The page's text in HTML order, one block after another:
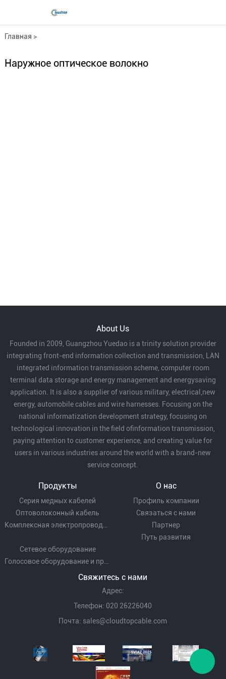
Главная >
Оптоволоконный кабель
Наружное оптическое волокно
About Us
Founded in 2009, Guangzhou Yuedao is a trinity solution provider
integrating front-end information collection and transmission, LAN
integrated information transmission scheme, computer room
terminal data storage and energy management and energysaving
application. It is also a supplier of various military, electrical,new
energy, automobile cables and wire harnesses. Focusing on the
national informatization development strategy, focusing on
technological innovation in the field ofinformation transmission,
paying attention to customer experience, and creating value for
users in various industries around the world with a brand-new
service concept.
Продукты
Серия медных кабелей
Оптоволоконный кабель
Сетевое оборудование
О нас
Профиль компании
Связаться с нами
Партнер
Путь развития
Свяжитесь с нами
Адрес:
Телефон: 020 26226040
Почта: sales@cloudtopcable.com